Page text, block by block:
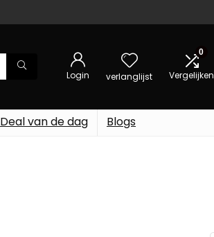
Login verlanglijst
0
Vergelijken
Deal van de dag Blogs